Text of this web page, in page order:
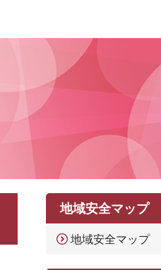
地域安全マップ
地域安全マップ